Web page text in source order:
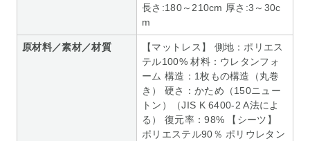
長さ:180～210cm 厚さ:3～30c
m
原材料／素材／材質
【マットレス】 側地：ポリエス
テル100% 材料：ウレタンフォ
ーム 構造：1枚もの構造（丸巻
き） 硬さ：かため（150ニュー
トン）（JIS K 6400-2 A法によ
る） 復元率：98% 【シーツ】
ポリエステル90％ ポリウレタン